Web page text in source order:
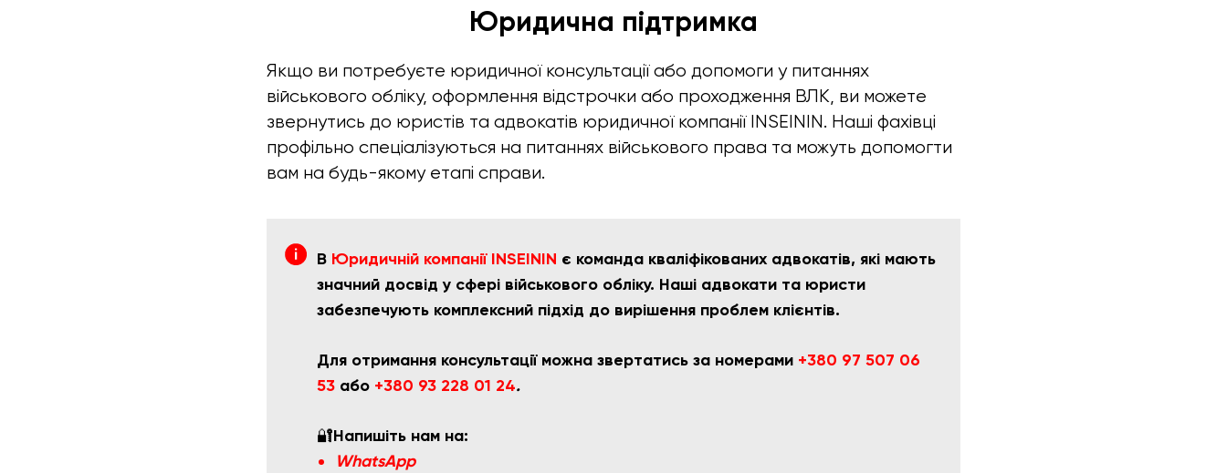
Юридична підтримка
Якщо ви потребуєте юридичної консультації або допомоги у питаннях
військового обліку, оформлення відстрочки або проходження ВЛК, ви можете
звернутись до юристів та адвокатів юридичної компанії INSEININ. Наші фахівці
профільно спеціалізуються на питаннях військового права та можуть допомогти
вам на будь-якому етапі справи.
В Юридичній компанії INSEININ є команда кваліфікованих адвокатів, які мають
значний досвід у сфері військового обліку. Наші адвокати та юристи
забезпечують комплексний підхід до вирішення проблем клієнтів.
Для отримання консультації можна звертатись за номерами +380 97 507 06
53 або +380 93 228 01 24.
🔐Напишіть нам на:
WhatsApp